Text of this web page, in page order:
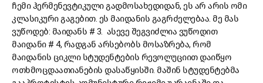
ჩემი ჰერმენევტიკული გადმოსახედიდან, ეს არ არის ომი
კლასიკური გაგებით. ეს მაიდანის გაგრძელებაა. მე მას
ვუწოდებ: მაიდანს # 3. ასევე შეგვიძლია ვუწოდით
მაიდანი # 4, რადგან არსებობს მოსაზრება, რომ
მაიდანის ციკლი სტუდენტების რევოლუციით დაიწყო
ოთხმოცდაათიანების დასაწყისში. მაშინ სტუდენტებმა